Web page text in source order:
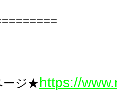
ージ★https://